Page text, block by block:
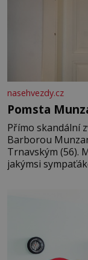
nasehvezdy.cz
Pomsta
Přímo skandální
Barborou
Trnavským (56).
jakýmsi